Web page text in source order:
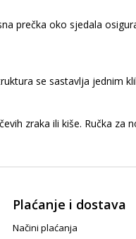
prečka oko sjedala
se sastavlja jednim
zraka ili kiše. Ručka
Plaćanje i dostava
Načini plaćanja